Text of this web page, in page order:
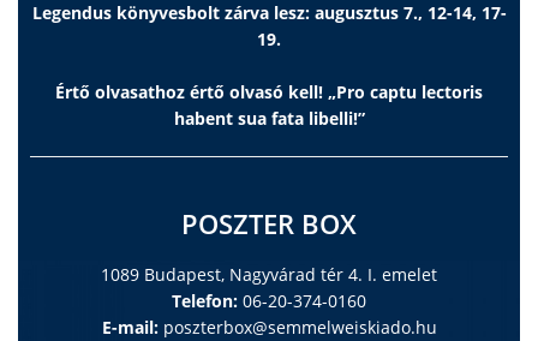
Legendus könyvesbolt zárva lesz: augusztus 7., 12-14, 17-
19.
Értő olvasathoz értő olvasó kell! „Pro captu lectoris
habent sua fata libelli!”
POSZTER BOX
1089 Budapest, Nagyvárad tér 4. I. emelet
Telefon: 06-20-374-0160
E-mail: poszterbox@semmelweiskiado.hu